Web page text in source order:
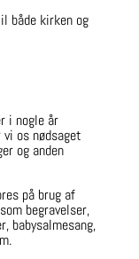
både kirken og
i nogle år
os nødsaget
og anden
på brug af
begravelser,
babysalmesang,